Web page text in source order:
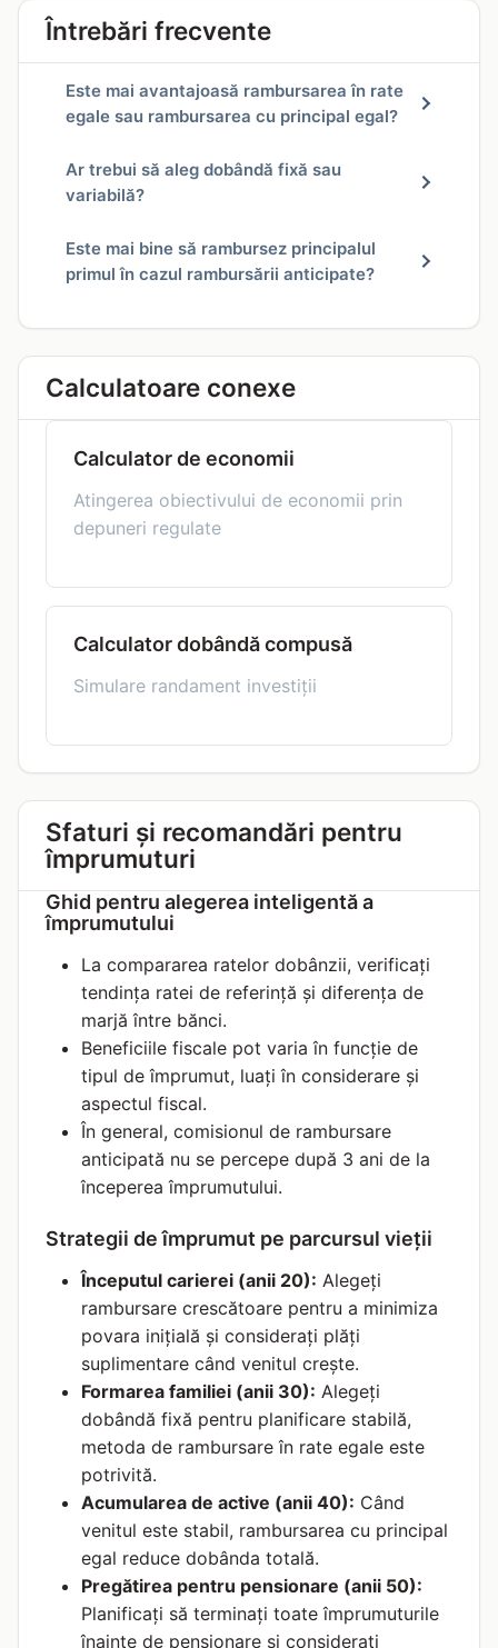
Întrebări frecvente
Este mai avantajoasă rambursarea în rate
egale sau rambursarea cu principal egal?
Ar trebui să aleg dobândă fixă sau
variabilă?
Este mai bine să rambursez principalul
primul în cazul rambursării anticipate?
Calculatoare conexe
Calculator de economii
Atingerea obiectivului de economii prin
depuneri regulate
Calculator dobândă compusă
Simulare randament investiții
Sfaturi și recomandări pentru
împrumuturi
Ghid pentru alegerea inteligentă a
împrumutului
La compararea ratelor dobânzii, verificați
tendința ratei de referință și diferența de
marjă între bănci.
Beneficiile fiscale pot varia în funcție de
tipul de împrumut, luați în considerare și
aspectul fiscal.
În general, comisionul de rambursare
anticipată nu se percepe după 3 ani de la
începerea împrumutului.
Strategii de împrumut pe parcursul vieții
Începutul carierei (anii 20): Alegeți
rambursare crescătoare pentru a minimiza
povara inițială și considerați plăți
suplimentare când venitul crește.
Formarea familiei (anii 30): Alegeți
dobândă fixă pentru planificare stabilă,
metoda de rambursare în rate egale este
potrivită.
Acumularea de active (anii 40): Când
venitul este stabil, rambursarea cu principal
egal reduce dobânda totală.
Pregătirea pentru pensionare (anii 50):
Planificați să terminați toate împrumuturile
înainte de pensionare și considerați